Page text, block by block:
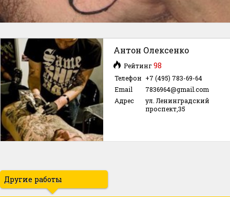
Антон Олексенко
Рейтинг98
Телефон +7 (495) 783-69-64
Email
7836964@gmail.com
Адрес
ул. Ленинградский
проспект,35
Другие работы